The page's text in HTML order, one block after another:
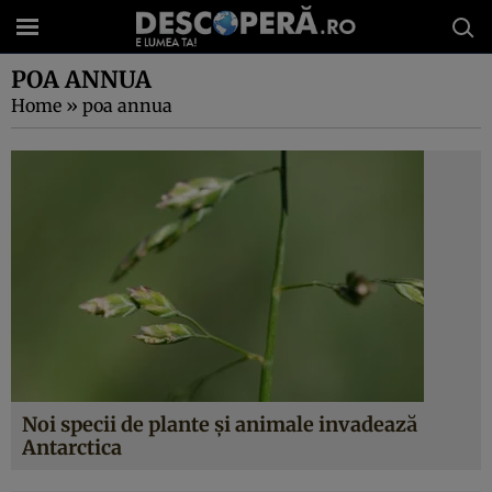
POA ANNUA
Home » poa annua
Noi specii de plante şi animale invadează
Antarctica